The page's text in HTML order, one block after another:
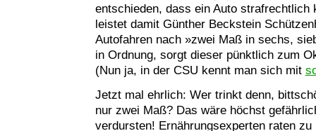
entschieden, dass ein Auto strafrechtlich
leistet damit Günther Beckstein
Autofahren nach »zwei Maß in sechs,
in Ordnung, sorgt dieser pünktlich zum
(Nun ja, in der CSU kennt man sich mit
Jetzt mal ehrlich: Wer trinkt denn,
nur zwei Maß? Das wäre höchst
verdursten! Ernährungsexperten raten